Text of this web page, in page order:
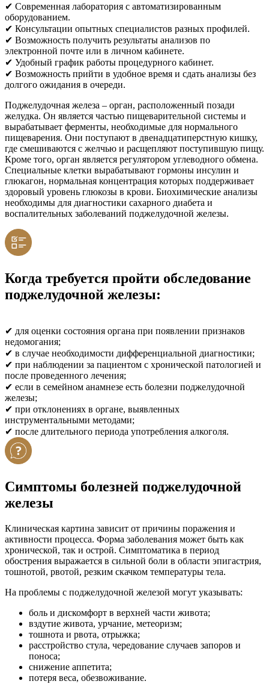
✔ Современная лаборатория с автоматизированным
оборудованием.
✔ Консультации опытных специалистов разных профилей.
✔ Возможность получить результаты анализов по
электронной почте или в личном кабинете.
✔ Удобный график работы процедурного кабинет.
✔ Возможность прийти в удобное время и сдать анализы без
долгого ожидания в очереди.
Поджелудочная железа – орган, расположенный позади
желудка. Он является частью пищеварительной системы и
вырабатывает ферменты, необходимые для нормального
пищеварения. Они поступают в двенадцатиперстную кишку,
где смешиваются с желчью и расщепляют поступившую пищу.
Кроме того, орган является регулятором углеводного обмена.
Специальные клетки вырабатывают гормоны инсулин и
глюкагон, нормальная концентрация которых поддерживает
здоровый уровень глюкозы в крови. Биохимические анализы
необходимы для диагностики сахарного диабета и
воспалительных заболеваний поджелудочной железы.
Когда требуется пройти обследование
поджелудочной железы:
✔ для оценки состояния органа при появлении признаков
недомогания;
✔ в случае необходимости дифференциальной диагностики;
✔ при наблюдении за пациентом с хронической патологией и
после проведенного лечения;
✔ если в семейном анамнезе есть болезни поджелудочной
железы;
✔ при отклонениях в органе, выявленных
инструментальными методами;
✔ после длительного периода употребления алкоголя.
Симптомы болезней поджелудочной
железы
Клиническая картина зависит от причины поражения и
активности процесса. Форма заболевания может быть как
хронической, так и острой. Симптоматика в период
обострения выражается в сильной боли в области эпигастрия,
тошнотой, рвотой, резким скачком температуры тела.
На проблемы с поджелудочной железой могут указывать:
боль и дискомфорт в верхней части живота;
вздутие живота, урчание, метеоризм;
тошнота и рвота, отрыжка;
расстройство стула, чередование случаев запоров и
поноса;
снижение аппетита;
потеря веса, обезвоживание.